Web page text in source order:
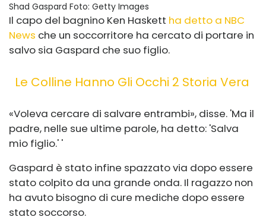
Shad Gaspard Foto: Getty Images
Il capo del bagnino Ken Haskett ha detto a NBC
News che un soccorritore ha cercato di portare in
salvo sia Gaspard che suo figlio.
Le Colline Hanno Gli Occhi 2 Storia Vera
«Voleva cercare di salvare entrambi», disse. 'Ma il
padre, nelle sue ultime parole, ha detto: 'Salva
mio figlio.' '
Gaspard è stato infine spazzato via dopo essere
stato colpito da una grande onda. Il ragazzo non
ha avuto bisogno di cure mediche dopo essere
stato soccorso.